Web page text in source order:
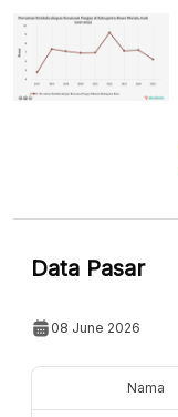
Data Pasar
08 June 2026
Nama